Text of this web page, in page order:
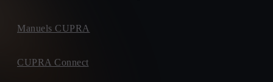
Manuels CUPRA
CUPRA Connect